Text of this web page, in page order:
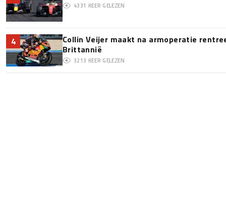
4331 KEER GELEZEN
4
Collin Veijer maakt na armoperatie
Brittannië
3213 KEER GELEZEN